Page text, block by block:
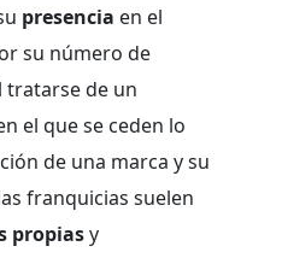
presencia en el
su número de
tratarse de un
el que se ceden lo
de una marca y su
franquicias suelen
propiasy